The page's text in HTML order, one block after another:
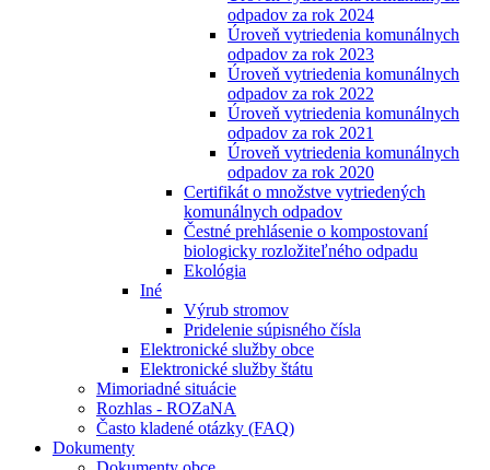
odpadov za rok 2024
Úroveň vytriedenia komunálnych
odpadov za rok 2023
Úroveň vytriedenia komunálnych
odpadov za rok 2022
Úroveň vytriedenia komunálnych
odpadov za rok 2021
Úroveň vytriedenia komunálnych
odpadov za rok 2020
Certifikát o množstve vytriedených
komunálnych odpadov
Čestné prehlásenie o kompostovaní
biologicky rozložiteľného odpadu
Ekológia
Iné
Výrub stromov
Pridelenie súpisného čísla
Elektronické služby obce
Elektronické služby štátu
Mimoriadné situácie
Rozhlas - ROZaNA
Často kladené otázky (FAQ)
Dokumenty